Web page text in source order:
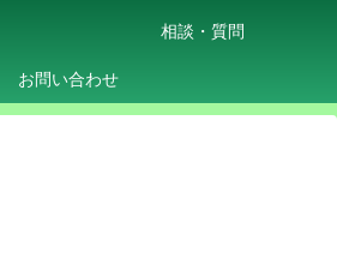
相談・質問
お問い合わせ